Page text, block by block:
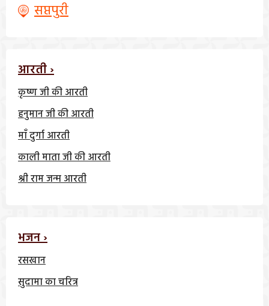
सप्तपुरी
आरती ›
कृष्ण जी की आरती
हनुमान जी की आरती
माँ दुर्गा आरती
काली माता जी की आरती
श्री राम जन्म आरती
भजन ›
रसखान
सुदामा का चरित्र